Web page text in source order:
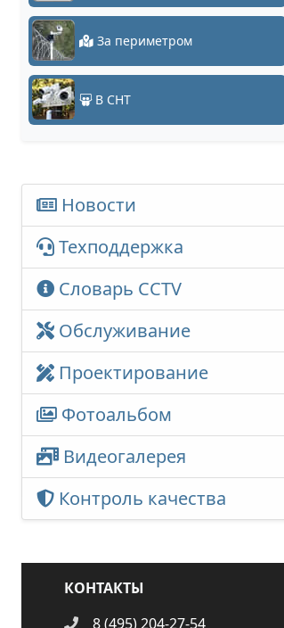
За периметром
В СНТ
Новости
Техподдержка
Словарь CCTV
Обслуживание
Проектирование
Фотоальбом
Видеогалерея
Контроль качества
КОНТАКТЫ
8 (495) 204-27-54